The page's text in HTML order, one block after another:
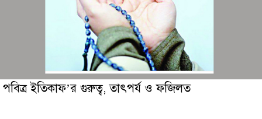
পবিত্র ইতিকাফ’র গুরুত্ব, তাৎপর্য ও ফজিলত